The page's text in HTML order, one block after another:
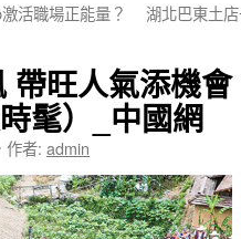
活職場正能量？ 湖北巴東土
旺人氣添機
髦）_中國網
作者: admin